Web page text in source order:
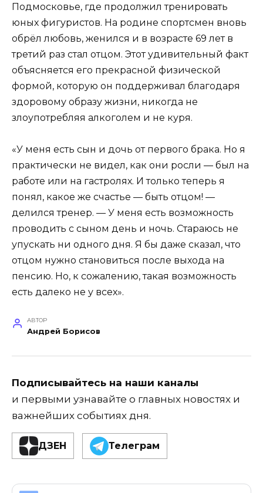
Подмосковье, где продолжил тренировать
юных фигуристов. На родине спортсмен вновь
обрёл любовь, женился и в возрасте 69 лет в
третий раз стал отцом. Этот удивительный факт
объясняется его прекрасной физической
формой, которую он поддерживал благодаря
здоровому образу жизни, никогда не
злоупотребляя алкоголем и не куря.
«У меня есть сын и дочь от первого брака. Но я
практически не видел, как они росли — был на
работе или на гастролях. И только теперь я
понял, какое же счастье — быть отцом! —
делился тренер. — У меня есть возможность
проводить с сыном день и ночь. Стараюсь не
упускать ни одного дня. Я бы даже сказал, что
отцом нужно становиться после выхода на
пенсию. Но, к сожалению, такая возможность
есть далеко не у всех».
АВТОР
Андрей Борисов
Подписывайтесь на наши каналы
и первыми узнавайте о главных новостях и
важнейших событиях дня.
ДЗЕН Телеграм